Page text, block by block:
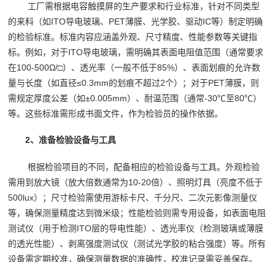
工厂需根据电容触摸屏的生产要求和行业标准，针对不同类型
的来料（如ITO导电玻璃、PET薄膜、光学胶、驱动IC等）制定明确
的检验标准。标准内容应涵盖外观、尺寸精度、性能参数等关键指
标。例如，对于ITO导电玻璃，需明确其表面电阻值范围（通常要求
在100-500Ω/□）、透光率（一般不低于85%）、表面划痕的允许数
量与长度（如直径≤0.3mm的划痕不超过2个）；对于PET薄膜，则
需规定厚度公差（如±0.005mm）、耐温范围（通常-30℃至80℃）
等。这些标准需形成书面文件，作为检验员的操作依据。
2、准备检验设备与工具
根据检验项目的不同，配备相应的检验设备与工具。外观检验
需用到放大镜（放大倍数通常为10-20倍）、照明灯具（亮度不低于
500lux）；尺寸检验需使用游标卡尺、千分尺、二次元影像测量仪
等，确保测量精度达到微米级；性能检验则需专用设备，如表面电阻
测试仪（用于检测ITO层的导电性能）、透光率仪（检测玻璃或薄膜
的透光性能）、剥离强度测试仪（测试光学胶的粘合强度）等。所有
设备需定期校准，确保测量数据的准确性，校准记录需妥善保存。